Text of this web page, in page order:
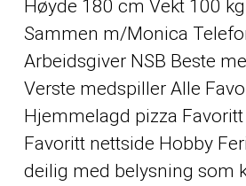
Høyde 180 cm Vekt 100
Sammen m/Monica
Arbeidsgiver NSB Beste
Verste medspiller Alle
Hjemmelagd pizza
Favoritt nettside Hobby
deilig med belysning som